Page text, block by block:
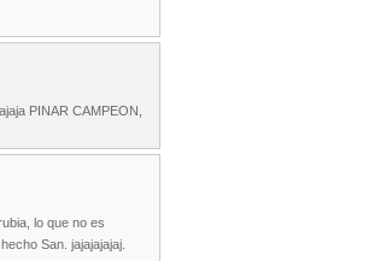
PINAR CAMPEON,
lo que no es
San. jajajajajaj.